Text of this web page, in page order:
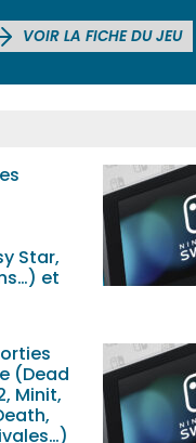
VOIR LA FICHE DU JEU
Star,
et
(Dead
Minit,